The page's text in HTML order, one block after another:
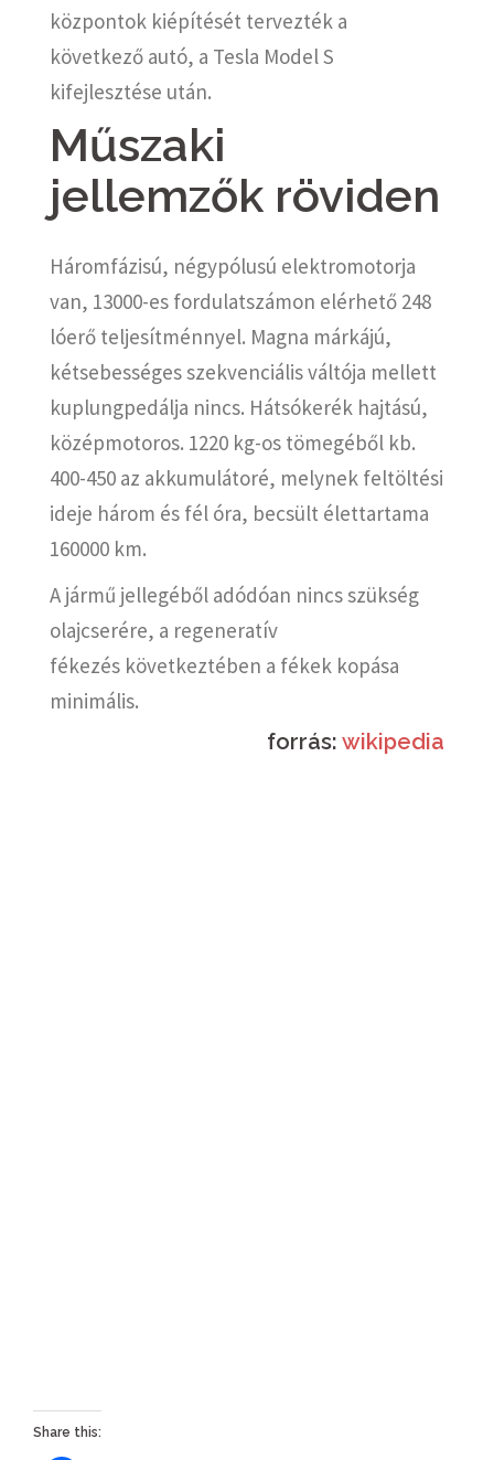
központok kiépítését tervezték a
következő autó, a Tesla Model S
kifejlesztése után.
Műszaki
jellemzők röviden
Háromfázisú, négypólusú elektromotorja
van, 13000-es fordulatszámon elérhető 248
lóerő teljesítménnyel. Magna márkájú,
kétsebességes szekvenciális váltója mellett
kuplungpedálja nincs. Hátsókerék hajtású,
középmotoros. 1220 kg-os tömegéből kb.
400-450 az akkumulátoré, melynek feltöltési
ideje három és fél óra, becsült élettartama
160000 km.
A jármű jellegéből adódóan nincs szükség
olajcserére, a regeneratív
fékezés következtében a fékek kopása
minimális.
forrás: wikipedia
Share this: